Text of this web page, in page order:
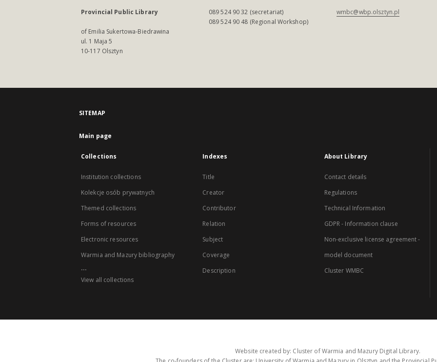
Provincial Public Library
of Emilia Sukertowa-Biedrawina
ul. 1 Maja 5
10-117 Olsztyn
089 524 90 32 (secretariat)
089 524 90 48 (Regional Workshop)
wmbc@wbp.olsztyn.pl
SITEMAP
Main page
Collections
Institution collections
Kolekcje osób prywatnych
Themed collections
Forms of resources
Electronic resources
Warmia and Mazury bibliography
...
View all collections
Indexes
Title
Creator
Contributor
Relation
Subject
Coverage
Description
About Library
Contact details
Regulations
Technical Information
GDPR - Information clause
Non-exclusive license agreement -
model document
Cluster WMBC
Website created by: Cluster of Warmia and Mazury Digital Library.